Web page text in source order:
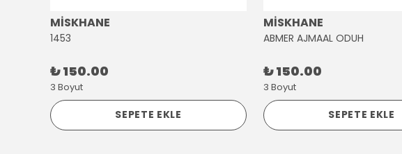
MİSKHANE
1453
₺ 150.00
3 Boyut
SEPETE EKLE
MİSKHANE
ABMER AJMAAL ODUH
₺ 150.00
3 Boyut
SEPETE EKLE